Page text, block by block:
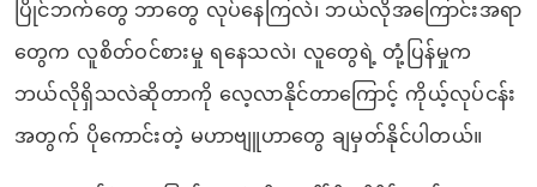
ပြိုင်ဘက်တွေ ဘာတွေ လုပ်နေကြလဲ၊ ဘယ်လိုအကြောင်းအရာ
တွေက လူစိတ်ဝင်စားမှု ရနေသလဲ၊ လူတွေရဲ့ တုံ့ပြန်မှုက
ဘယ်လိုရှိသလဲဆိုတာကို လေ့လာနိုင်တာကြောင့် ကိုယ့်လုပ်ငန်း
အတွက် ပိုကောင်းတဲ့ မဟာဗျူဟာတွေ ချမှတ်နိုင်ပါတယ်။